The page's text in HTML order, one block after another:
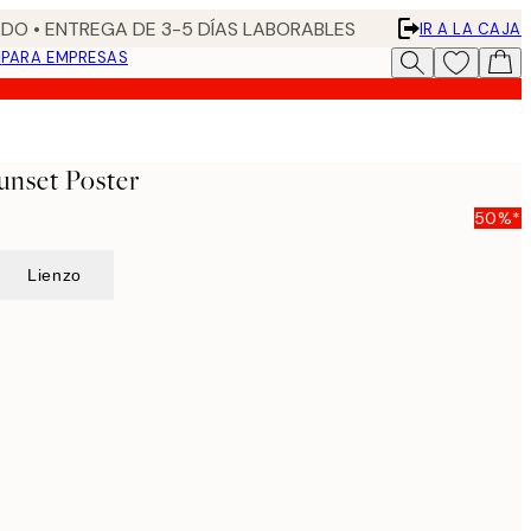
• ENTREGA DE 3-5 DÍAS LABORABLES
IR A LA CAJA
PARA EMPRESAS
Poster
50%*
Lienzo